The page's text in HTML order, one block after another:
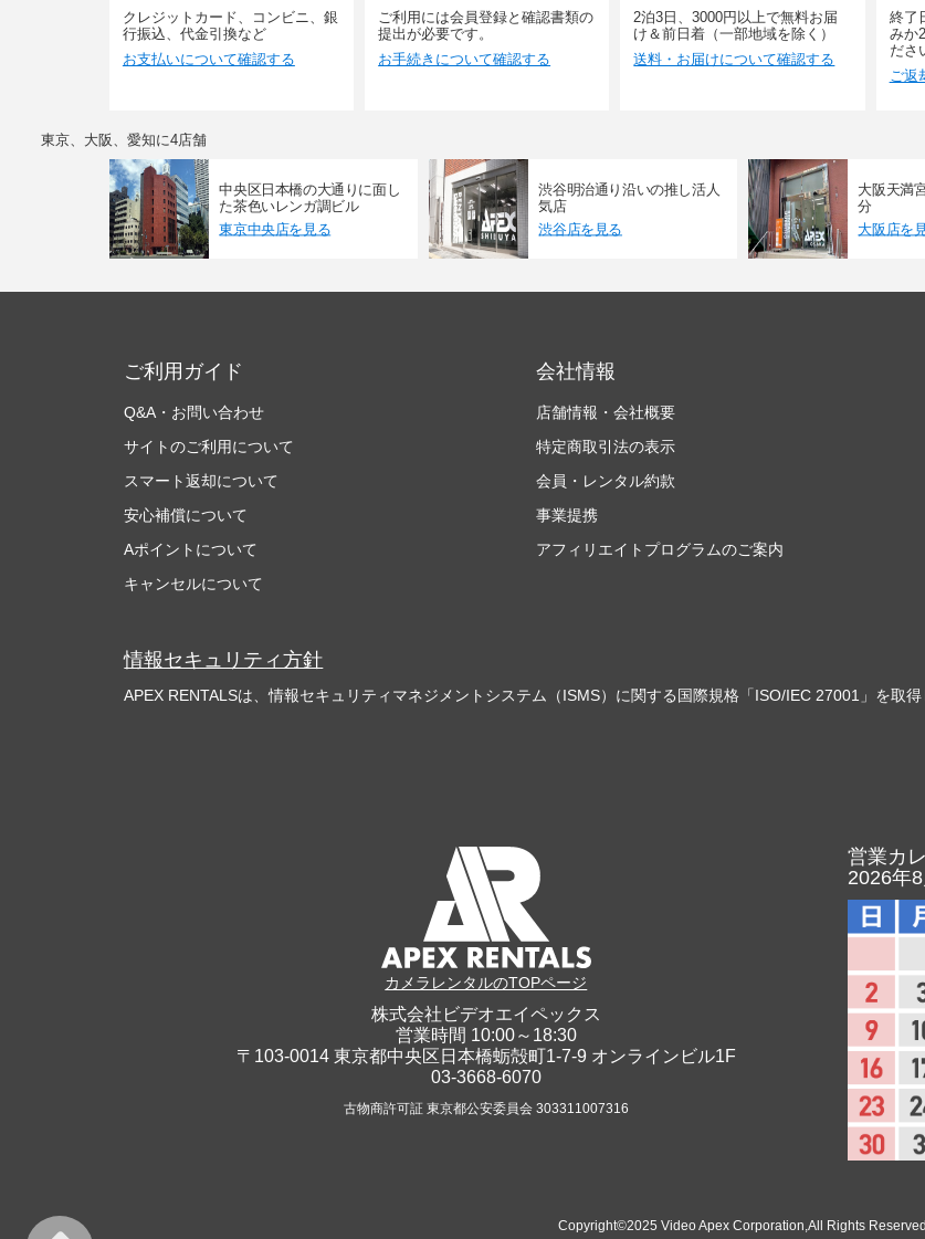
クレジットカード、コンビニ、銀
行振込、代金引換など
お支払いについて確認する
ご利用には会員登録と確認書類の
提出が必要です。
お手続きについて確認する
2泊3日、3000円以上で無料お届
け＆前日着（一部地域を除く）
送料・お届けについて確認する
終了
みか
ださ
ご返
東京、大阪、愛知に4店舗
中央区日本橋の大通りに面し
た茶色いレンガ調ビル
東京中央店を見る
渋谷明治通り沿いの推し活人
気店
渋谷店を見る
大阪天満
分
大阪店を
ご利用ガイド
Q&A・お問い合わせ
サイトのご利用について
スマート返却について
安心補償について
Aポイントについて
キャンセルについて
会社情報
店舗情報・会社概要
特定商取引法の表示
会員・レンタル約款
事業提携
アフィリエイトプログラムのご案内
情報セキュリティ方針
APEX RENTALSは、情報セキュリティマネジメントシステム（ISMS）に関する国際規格「ISO/IEC 27001」を取得
カメラレンタルのTOPページ
株式会社ビデオエイペックス
営業時間 10:00～18:30
〒103-0014 東京都中央区日本橋蛎殻町1-7-9 オンラインビル1F
03-3668-6070
古物商許可証 東京都公安委員会 303311007316
営業カ
2026年8
Copyright©2025 Video Apex Corporation,All Rights Reserved